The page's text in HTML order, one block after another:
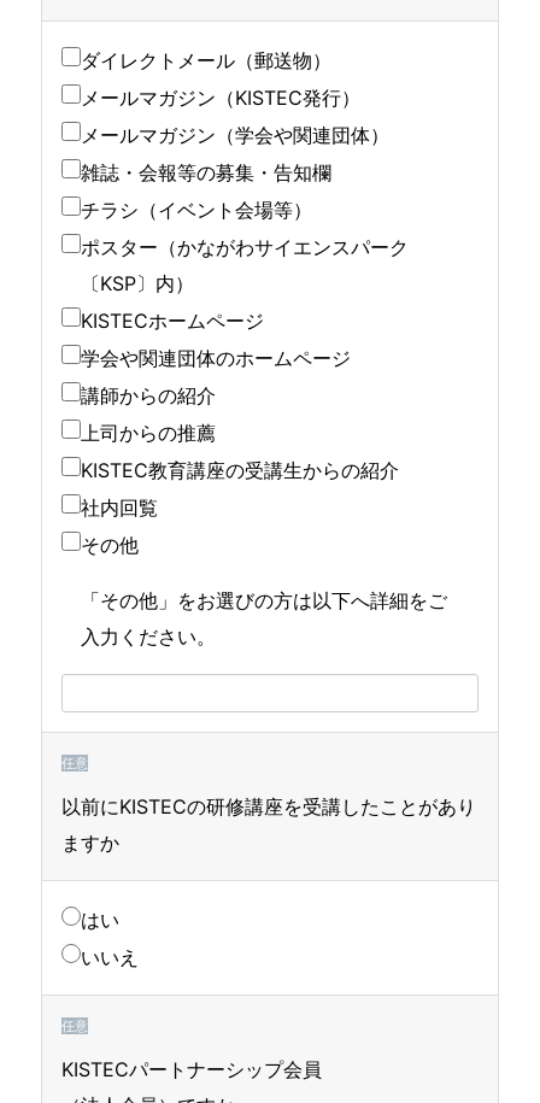
ダイレクトメール（郵送物）
メールマガジン（KISTEC発行）
メールマガジン（学会や関連団体）
雑誌・会報等の募集・告知欄
チラシ（イベント会場等）
ポスター（かながわサイエンスパーク
〔KSP〕内）
KISTECホームページ
学会や関連団体のホームページ
講師からの紹介
上司からの推薦
KISTEC教育講座の受講生からの紹介
社内回覧
その他
「その他」をお選びの方は以下へ詳細をご
入力ください。
任意
以前にKISTECの研修講座を受講したことがあり
ますか
はい
いいえ
任意
KISTECパートナーシップ会員